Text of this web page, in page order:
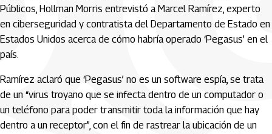
Públicos, Hollman Morris entrevistó a Marcel Ramírez, experto
en ciberseguridad y contratista del Departamento de Estado en
Estados Unidos acerca de cómo habría operado ‘Pegasus’ en el
país.
Ramírez aclaró que ‘Pegasus’ no es un software espía, se trata
de un “virus troyano que se infecta dentro de un computador o
un teléfono para poder transmitir toda la información que hay
dentro a un receptor”, con el fin de rastrear la ubicación de un